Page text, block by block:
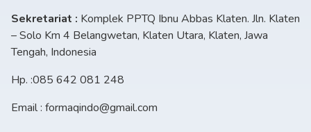
Sekretariat : Komplek PPTQ Ibnu Abbas Klaten. Jln. Klaten
– Solo Km 4 Belangwetan, Klaten Utara, Klaten, Jawa
Tengah, Indonesia
Hp. :085 642 081 248
Email : formaqindo@gmail.com